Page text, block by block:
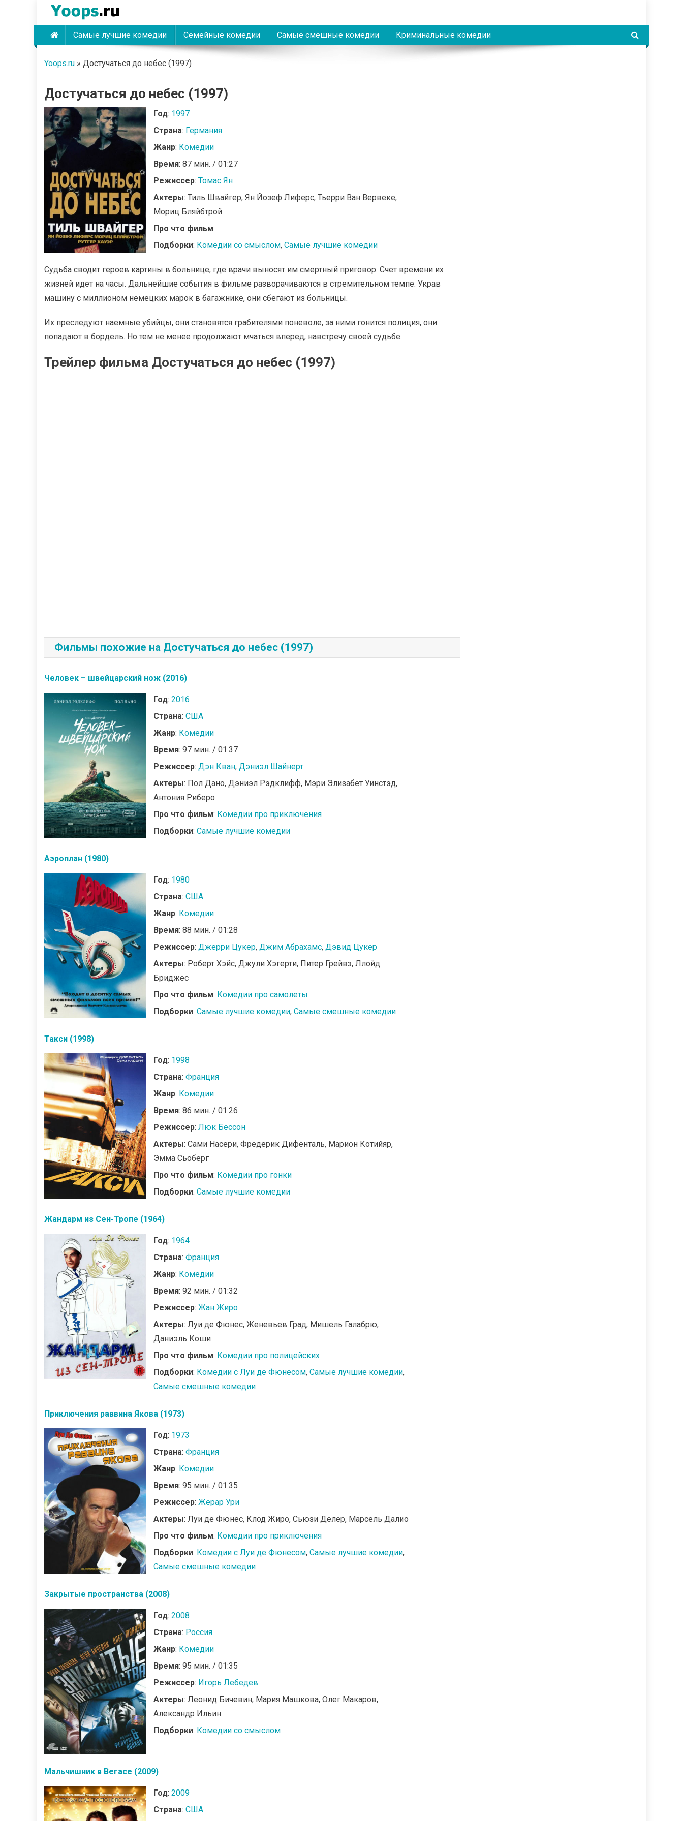
Skip
content
Yoops Самые лучшие комедии Семейные комедии Самые смешные комедии Криминальные комедии
Yoops.ru » Достучаться до небес (1997)
Достучаться до небес (1997)
Год: 1997
Страна: Германия
Жанр: Комедии
Время: 87 мин. / 01:27
Режиссер: Томас Ян
Актеры: Тиль Швайгер, Ян Йозеф Лиферс, Тьерри Ван Вервеке,
Мориц Бляйбтрой
Про что фильм:
Подборки: Комедии со смыслом, Самые лучшие комедии
Судьба сводит героев картины в больнице, где врачи выносят им смертный приговор. Счет времени их
жизней идет на часы. Дальнейшие события в фильме разворачиваются в стремительном темпе. Украв
машину с миллионом немецких марок в багажнике, они сбегают из больницы.
Их преследуют наемные убийцы, они становятся грабителями поневоле, за ними гонится полиция, они
попадают в бордель. Но тем не менее продолжают мчаться вперед, навстречу своей судьбе.
Трейлер фильма Достучаться до небес (1997)
Фильмы похожие на Достучаться до небес (1997)
Человек – швейцарский нож (2016)
Год: 2016
Страна: США
Жанр: Комедии
Время: 97 мин. / 01:37
Режиссер: Дэн Кван, Дэниэл Шайнерт
Актеры: Пол Дано, Дэниэл Рэдклифф, Мэри Элизабет Уинстэд,
Антония Риберо
Про что фильм: Комедии про приключения
Подборки: Самые лучшие комедии
Аэроплан (1980)
Год: 1980
Страна: США
Жанр: Комедии
Время: 88 мин. / 01:28
Режиссер: Джерри Цукер, Джим Абрахамс, Дэвид Цукер
Актеры: Роберт Хэйс, Джули Хэгерти, Питер Грейвз, Ллойд
Бриджес
Про что фильм: Комедии про самолеты
Подборки: Самые лучшие комедии, Самые смешные комедии
Такси (1998)
Год: 1998
Страна: Франция
Жанр: Комедии
Время: 86 мин. / 01:26
Режиссер: Люк Бессон
Актеры: Сами Насери, Фредерик Дифенталь, Марион Котийяр,
Эмма Сьоберг
Про что фильм: Комедии про гонки
Подборки: Самые лучшие комедии
Жандарм из Сен-Тропе (1964)
Год: 1964
Страна: Франция
Жанр: Комедии
Время: 92 мин. / 01:32
Режиссер: Жан Жиро
Актеры: Луи де Фюнес, Женевьев Град, Мишель Галабрю,
Даниэль Коши
Про что фильм: Комедии про полицейских
Подборки: Комедии с Луи де Фюнесом, Самые лучшие комедии,
Самые смешные комедии
Приключения раввина Якова (1973)
Год: 1973
Страна: Франция
Жанр: Комедии
Время: 95 мин. / 01:35
Режиссер: Жерар Ури
Актеры: Луи де Фюнес, Клод Жиро, Сьюзи Делер, Марсель Далио
Про что фильм: Комедии про приключения
Подборки: Комедии с Луи де Фюнесом, Самые лучшие комедии,
Самые смешные комедии
Закрытые пространства (2008)
Год: 2008
Страна: Россия
Жанр: Комедии
Время: 95 мин. / 01:35
Режиссер: Игорь Лебедев
Актеры: Леонид Бичевин, Мария Машкова, Олег Макаров,
Александр Ильин
Подборки: Комедии со смыслом
Мальчишник в Вегасе (2009)
Год: 2009
Страна: США